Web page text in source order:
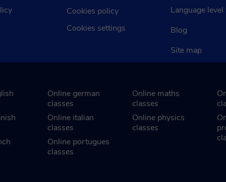
Cookies policy
Cookies settings
Language level
Blog
Site map
Online german
classes
Online italian
classes
Online portugues
classes
Online maths
classes
Online physics
classes